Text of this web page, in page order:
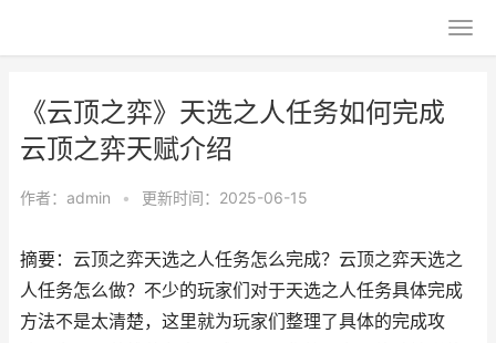
《云顶之弈》天选之人任务如何完成
云顶之弈天赋介绍
作者： admin • 更新时间：2025-06-15
摘要：云顶之弈天选之人任务怎么完成？云顶之弈天选之
人任务怎么做？不少的玩家们对于天选之人任务具体完成
方法不是太清楚，这里就为玩家们整理了具体的完成攻